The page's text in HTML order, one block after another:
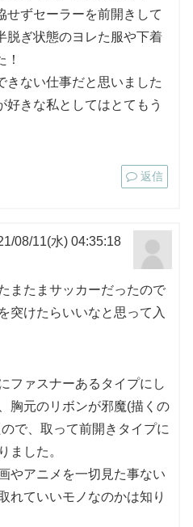
せずセーラーを前開きして
脱ぎ状態のヨレた服や下着
きない仕事だと思いました
好きな私としてはとてもう
返信
08/11(水) 04:35:18
またまサッカーだったので
突けたらいいなと思って入
ファスナーあるタイプにし
胸元のリボンが邪魔(描くの
で、取って前開きタイプに
ました。
やアニメを一切見た事ない
れていいモノなのかは知り